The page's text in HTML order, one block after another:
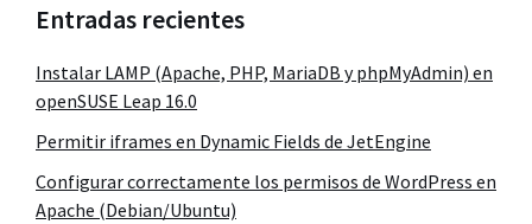
Entradas recientes
Instalar LAMP (Apache, PHP, MariaDB y phpMyAdmin) en
openSUSE Leap 16.0
Permitir iframes en Dynamic Fields de JetEngine
Configurar correctamente los permisos de WordPress en
Apache (Debian/Ubuntu)